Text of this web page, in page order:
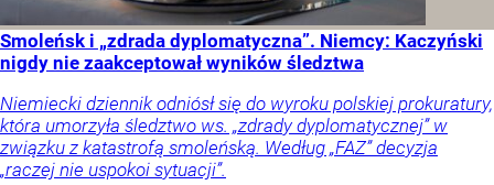
Smoleńsk i „zdrada dyplomatyczna”. Niemcy: Kaczyński
nigdy nie zaakceptował wyników śledztwa
Niemiecki dziennik odniósł się do wyroku polskiej prokuratury,
która umorzyła śledztwo ws. „zdrady dyplomatycznej” w
związku z katastrofą smoleńską. Według „FAZ” decyzja
„raczej nie uspokoi sytuacji”.